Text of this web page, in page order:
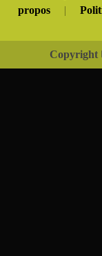
propos
|
Copyright